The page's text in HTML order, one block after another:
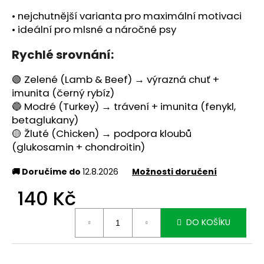
• nejchutnější varianta pro maximální motivaci
• ideální pro mlsné a náročné psy
Rychlé srovnání:
🟢 Zelené (Lamb & Beef) → výrazná chuť +
imunita (černý rybíz)
🔵 Modré (Turkey) → trávení + imunita (fenykl,
betaglukany)
🟡 Žluté (Chicken) → podpora kloubů
(glukosamin + chondroitin)
🚚 Doručíme do 12.8.2026 Možnosti doručení
140 Kč
DO KOŠÍKU